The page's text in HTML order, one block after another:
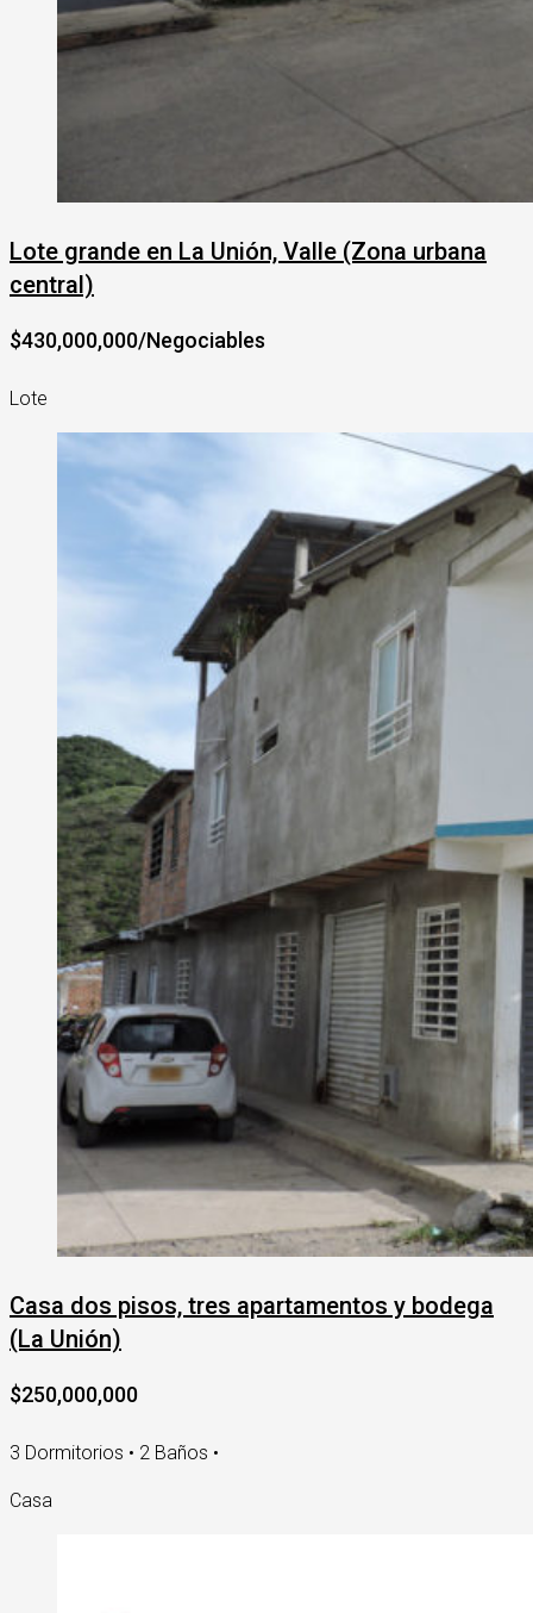
Lote grande en La Unión, Valle (Zona urbana
central)
$430,000,000/Negociables
Lote
Casa dos pisos, tres apartamentos y bodega
(La Unión)
$250,000,000
3 Dormitorios • 2 Baños •
Casa